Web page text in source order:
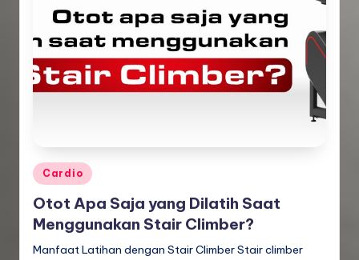
Posted
in
Cardio
Otot Apa Saja yang Dilatih Saat
Menggunakan Stair Climber?
Manfaat Latihan dengan Stair Climber Stair climber